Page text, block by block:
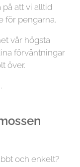
att vi alltid
för pengarna.
vår högsta
förväntningar
över.
och enkelt?